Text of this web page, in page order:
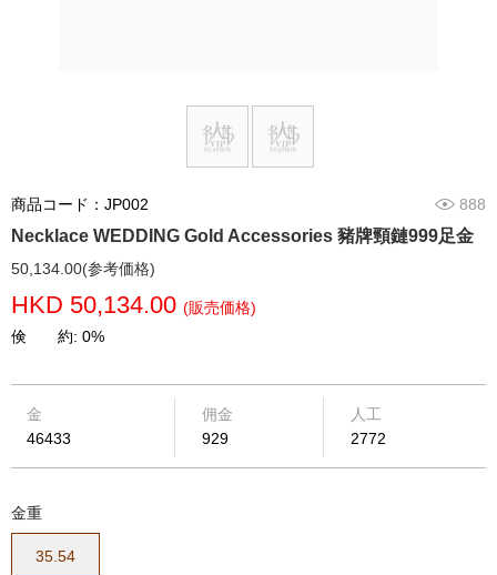
商品コード：JP002 888
Necklace WEDDING Gold Accessories 豬牌頸鏈999足金
50,134.00(参考価格)
HKD 50,134.00 (販売価格)
倹 約: 0%
金
46433
佣金
929
人工
2772
金重
35.54